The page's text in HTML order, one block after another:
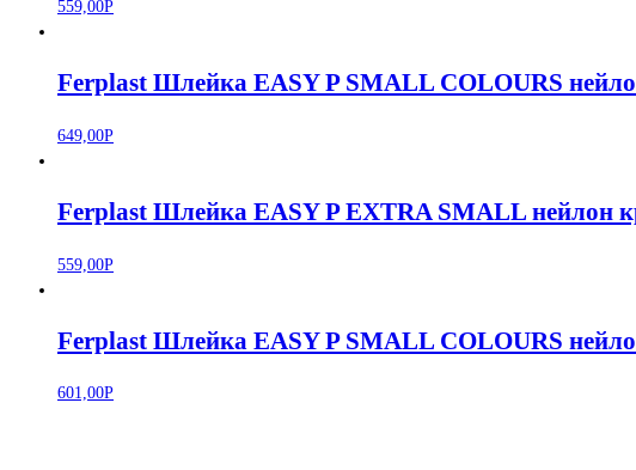
559,00Р
Ferplast Шлейка EASY P SMALL COLOURS
649,00Р
Ferplast Шлейка EASY P EXTRA SMALL нейлон
559,00Р
Ferplast Шлейка EASY P SMALL COLOURS
601,00Р